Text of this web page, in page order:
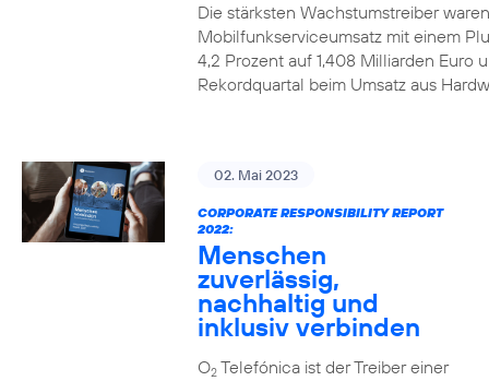
Die stärksten Wachstumstreiber
Mobilfunkserviceumsatz mit einem
4,2 Prozent auf 1,408 Milliarden Euro
Rekordquartal beim Umsatz aus
02. Mai 2023
CORPORATE RESPONSIBILITY REPORT
2022:
Menschen
zuverlässig,
nachhaltig und
inklusiv verbinden
O2Telefónica ist der Treiber einer